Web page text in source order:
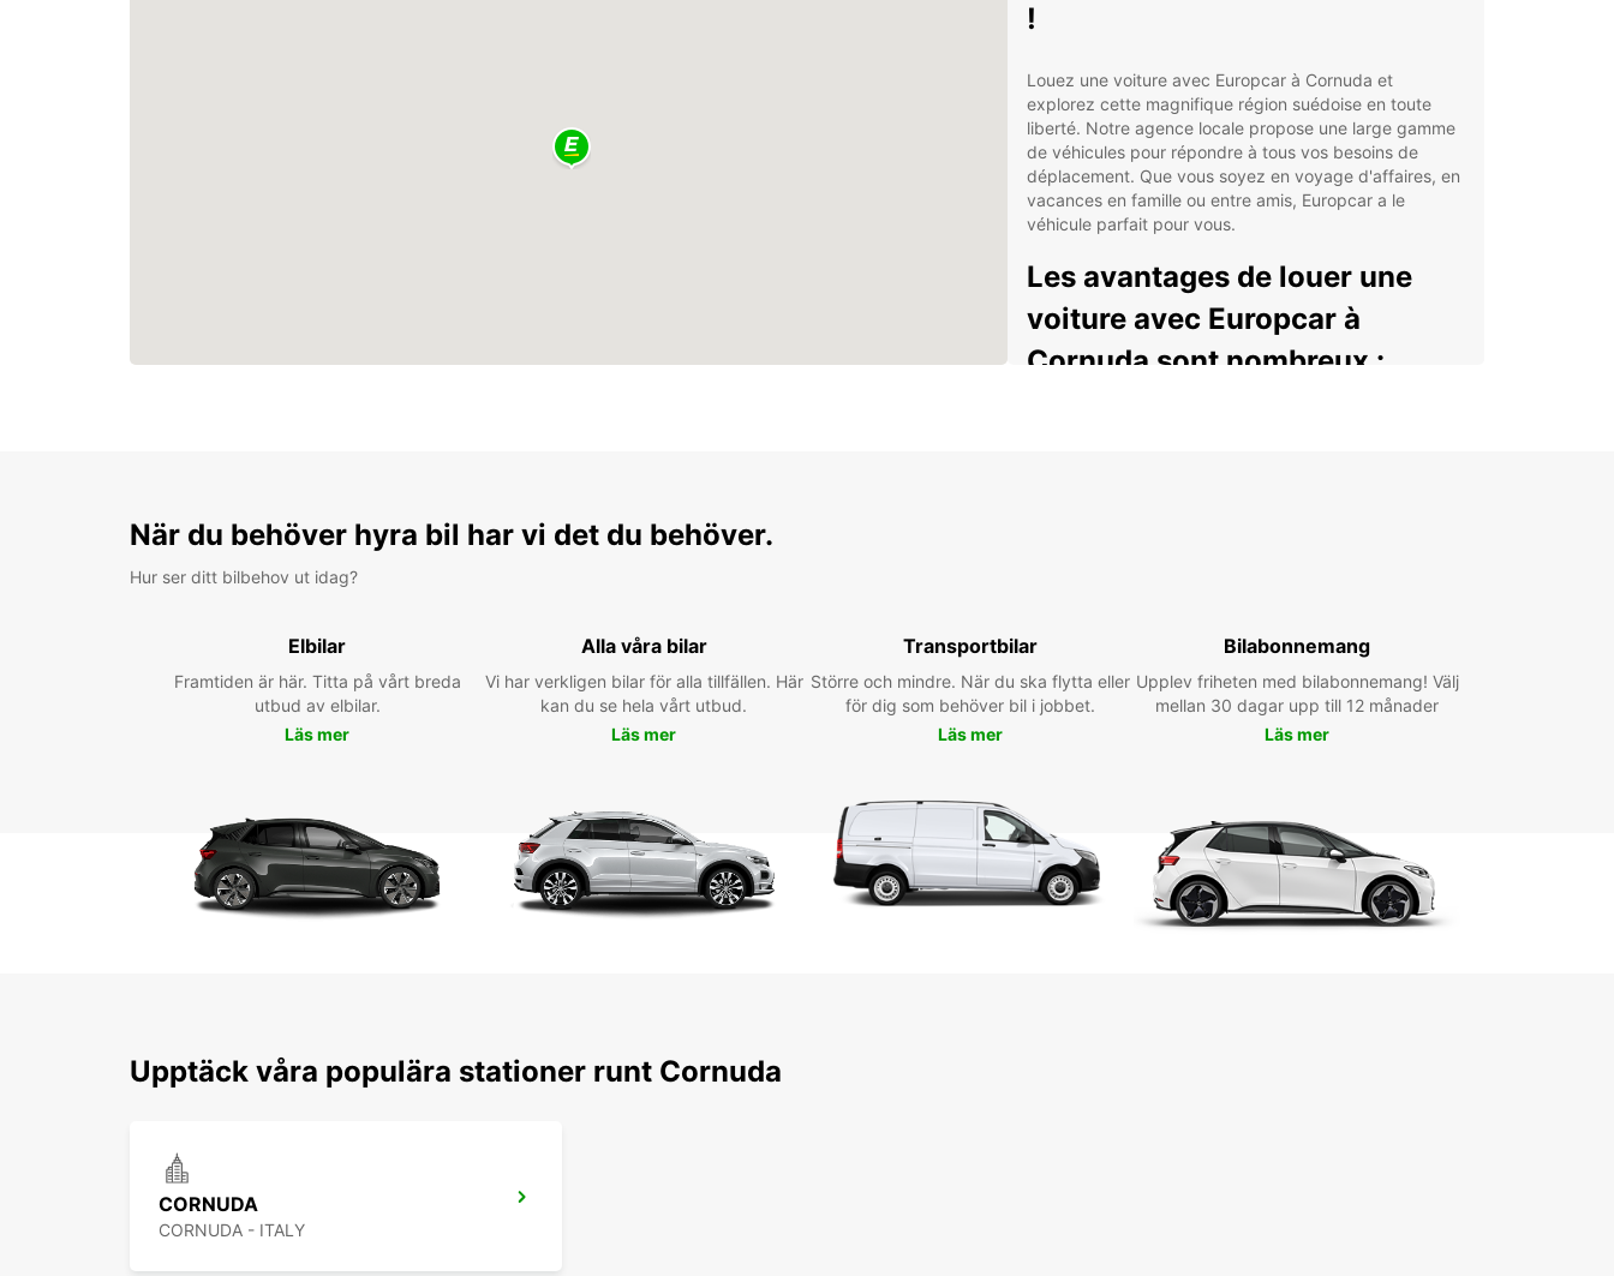
!
Louez une voiture avec Europcar à Cornuda et
explorez cette magnifique région suédoise en toute
liberté. Notre agence locale propose une large gamme
de véhicules pour répondre à tous vos besoins de
déplacement. Que vous soyez en voyage d'affaires, en
vacances en famille ou entre amis, Europcar a le
véhicule parfait pour vous.
Les avantages de louer une
voiture avec Europcar à
Cornuda sont nombreux :
Que vous souhaitiez explorer les magnifiques paysages
naturels de Cornuda, visiter ses sites historiques ou
vous déplacer en toute simplicité, Europcar est le
Réservez dès maintenant et profitez pleinement de
votre séjour en Suède !
När du behöver hyra bil har vi det du behöver.
Hur ser ditt bilbehov ut idag?
Elbilar
Framtiden är här. Titta på vårt breda
utbud av elbilar.
Läs mer
Alla våra bilar
Vi har verkligen bilar för alla tillfällen. Här
kan du se hela vårt utbud.
Läs mer
Transportbilar
Större och mindre. När du ska flytta eller
för dig som behöver bil i jobbet.
Läs mer
Bilabonnemang
Upplev friheten med bilabonnemang! Välj
mellan 30 dagar upp till 12 månader
Läs mer
Upptäck våra populära stationer runt Cornuda
CORNUDA
CORNUDA - ITALY